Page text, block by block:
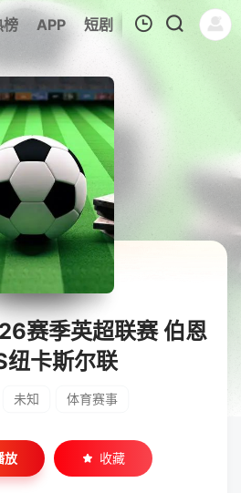
榜 APP 短剧
录
看影片的记录
赛季英超联赛 伯恩
纽卡斯尔联
未知 体育赛事
放 收藏